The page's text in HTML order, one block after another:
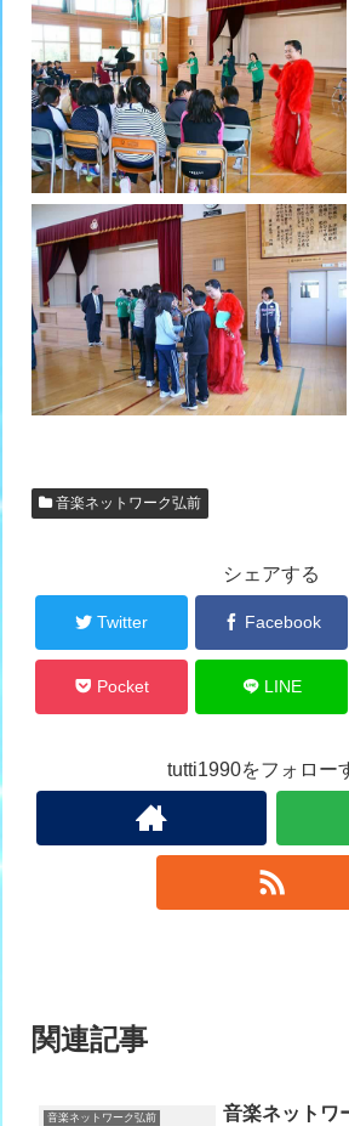
音楽ネットワーク弘前
シェアする
Twitter Facebook
Pocket LINE
tutti1990をフォロー
関連記事
音楽ネットワーク弘前
音楽ネットワ